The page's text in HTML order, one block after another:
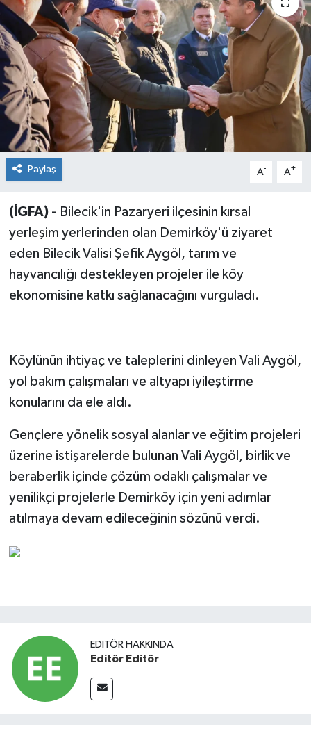
Paylaş A- A+
(İGFA) - Bilecik'in Pazaryeri ilçesinin kırsal
yerleşim yerlerinden olan Demirköy'ü ziyaret
eden Bilecik Valisi Şefik Aygöl, tarım ve
hayvancılığı destekleyen projeler ile köy
ekonomisine katkı sağlanacağını vurguladı.
Köylünün ihtiyaç ve taleplerini dinleyen Vali Aygöl,
yol bakım çalışmaları ve altyapı iyileştirme
konularını da ele aldı.
Gençlere yönelik sosyal alanlar ve eğitim projeleri
üzerine istişarelerde bulunan Vali Aygöl, birlik ve
beraberlik içinde çözüm odaklı çalışmalar ve
yenilikçi projelerle Demirköy için yeni adımlar
atılmaya devam edileceğinin sözünü verdi.
EDITÖR HAKKINDA
Editör Editör
Sağlık
Siyaset
Spor
Teknoloji
Türkiye